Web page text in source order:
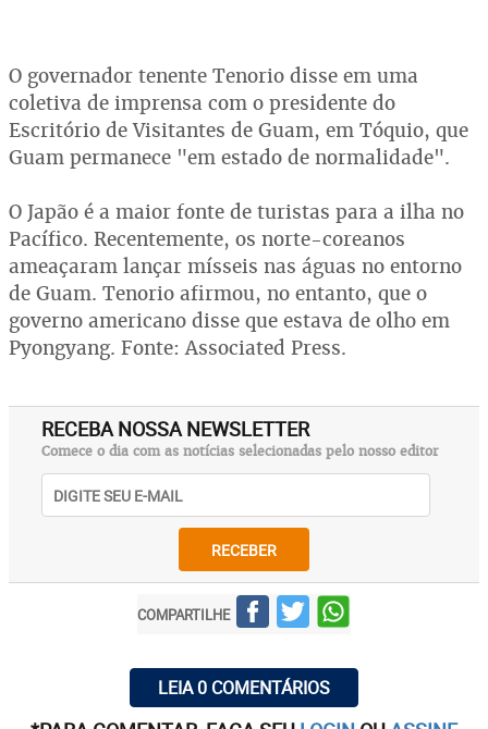
O governador tenente Tenorio disse em uma
coletiva de imprensa com o presidente do
Escritório de Visitantes de Guam, em Tóquio, que
Guam permanece "em estado de normalidade".
O Japão é a maior fonte de turistas para a ilha no
Pacífico. Recentemente, os norte-coreanos
ameaçaram lançar mísseis nas águas no entorno
de Guam. Tenorio afirmou, no entanto, que o
governo americano disse que estava de olho em
Pyongyang. Fonte: Associated Press.
RECEBA NOSSA NEWSLETTER
Comece o dia com as notícias selecionadas pelo nosso editor
RECEBER
COMPARTILHE
LEIA 0 COMENTÁRIOS